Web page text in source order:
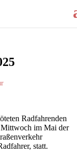
Radfahrenden
Mittwoch im Mai der
statt.